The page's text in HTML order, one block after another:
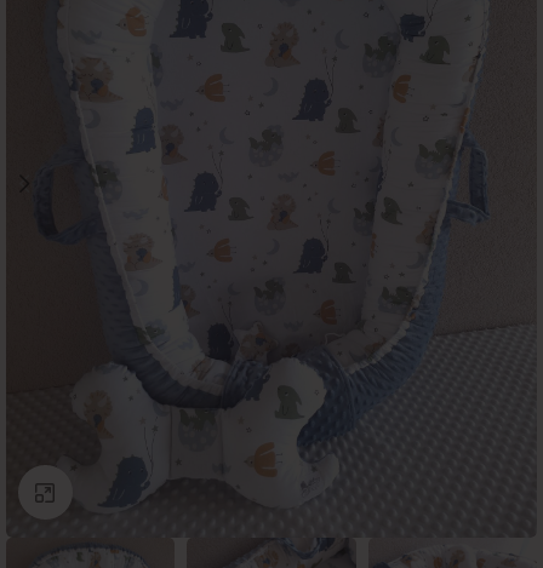
Click to enlarge